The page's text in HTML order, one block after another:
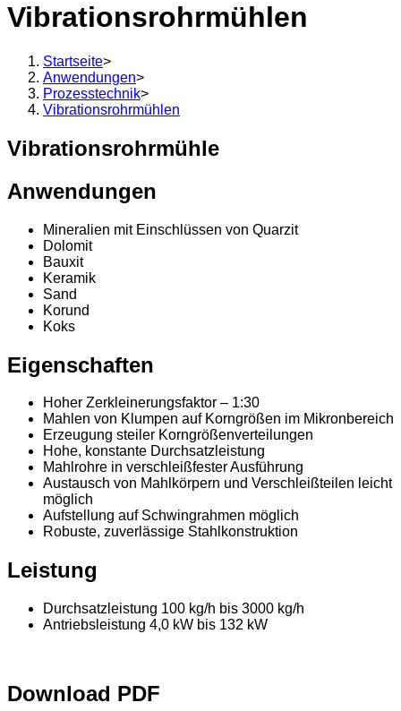
Vibrationsrohrmühlen
Startseite>
Anwendungen>
Prozesstechnik>
Vibrationsrohrmühlen
Vibrationsrohrmühle
Anwendungen
Mineralien mit Einschlüssen von Quarzit
Dolomit
Bauxit
Keramik
Sand
Korund
Koks
Eigenschaften
Hoher Zerkleinerungsfaktor – 1:30
Mahlen von Klumpen auf Korngrößen im Mikronbereich
Erzeugung steiler Korngrößenverteilungen
Hohe, konstante Durchsatzleistung
Mahlrohre in verschleißfester Ausführung
Austausch von Mahlkörpern und Verschleißteilen leicht
möglich
Aufstellung auf Schwingrahmen möglich
Robuste, zuverlässige Stahlkonstruktion
Leistung
Durchsatzleistung 100 kg/h bis 3000 kg/h
Antriebsleistung 4,0 kW bis 132 kW
Download PDF